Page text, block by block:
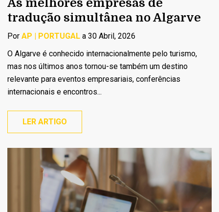
As melhores empresas de
tradução simultânea no Algarve
Por AP | PORTUGAL a 30 Abril, 2026
O Algarve é conhecido internacionalmente pelo turismo,
mas nos últimos anos tornou-se também um destino
relevante para eventos empresariais, conferências
internacionais e encontros...
LER ARTIGO